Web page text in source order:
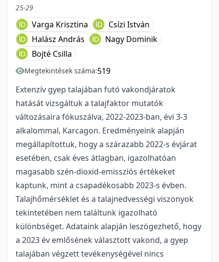
25-29
Varga Krisztina
Csízi István
Halász András
Nagy Dominik
Bojté Csilla
Megtekintések száma:519
Extenzív gyep talajában futó vakondjáratok
hatását vizsgáltuk a talajfaktor mutatók
változásaira fókuszálva, 2022-2023-ban, évi 3-3
alkalommal, Karcagon. Eredményeink alapján
megállapítottuk, hogy a szárazabb 2022-s évjárat
esetében, csak éves átlagban, igazolhatóan
magasabb szén-dioxid-emissziós értékeket
kaptunk, mint a csapadékosabb 2023-s évben.
Talajhőmérséklet és a talajnedvességi viszonyok
tekintetében nem találtunk igazolható
különbséget. Adataink alapján leszögezhető, hogy
a 2023 év emlősének választott vakond, a gyep
talajában végzett tevékenységével nincs